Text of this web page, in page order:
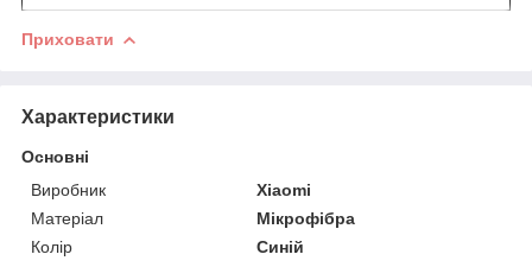
Приховати
Характеристики
Основні
Виробник
Xiaomi
Матеріал
Мікрофібра
Колір
Синій